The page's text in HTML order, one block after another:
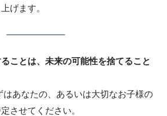
げます。
ことは、未来の可能性を捨てること
はあなたの、あるいは大切なお子様の
させてください。